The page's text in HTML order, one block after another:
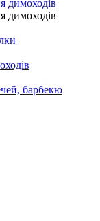
димоходів
димоходів
барбекю